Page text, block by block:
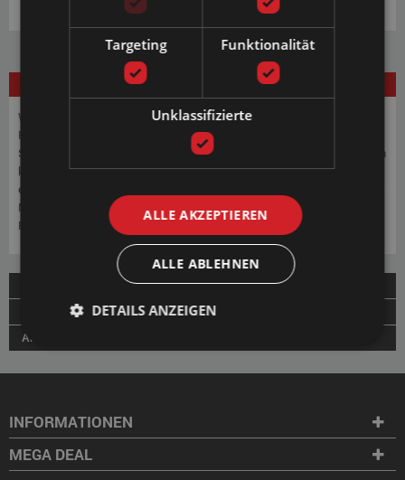
Wir verstehen besser als jeder andere, dass die Wahl der richtigen
Farbe für Ihr neues Wasserbett eine Entscheidung ist, die Sie mit
Sorgfalt treffen möchten. Wir wissen, dass es manchmal schwierig sein
kann, sich nur auf der Grundlage von Online-Bildern endgültig zu
entscheiden. Das Anfordern von Farbmuster ist dann die ideale Lösung.
Mit den Farbmuster bieten wir Ihnen die Möglichkeit, die Farben in der
Realität zu erleben, bevor Sie Ihre endgültige Entscheidung treffen.
ZAHLUNG
ANLEITUNG
INFORMATIONEN
MEGA DEAL
Targeting Funktionalität
Unklassifizierte
ALLE AKZEPTIEREN
ALLE ABLEHNEN
DETAILS ANZEIGEN